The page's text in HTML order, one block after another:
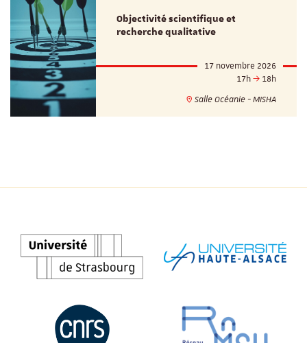
Objectivité scientifique et
recherche qualitative
17 novembre 2026
17h
18h
Salle Océanie - MISHA